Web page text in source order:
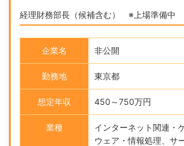
経理財務部長（候補含む） ※上場準備中
企業名 非公開
勤務地 東京都
想定年収 450～750万円
業種
インターネット関連・
ウェア・情報処理、サ